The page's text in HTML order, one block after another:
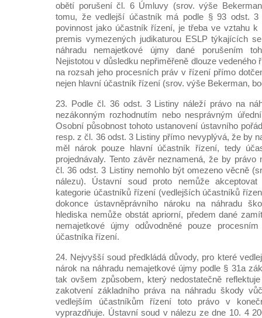
obětí porušení čl. 6 Úmluvy (srov. výše
tomu, že vedlejší účastník má podle § 93 odst.
povinnost jako účastník řízení, je třeba ve vztahu k
premis vymezených judikaturou ESLP týkajících
náhradu nemajetkové újmy dané porušením
Nejistotou v důsledku nepřiměřeně dlouze vedeného
na rozsah jeho procesních práv v řízení přímo
nejen hlavní účastník řízení (srov. výše Bekerman,
23. Podle čl. 36 odst. 3 Listiny náleží právo na
nezákonným rozhodnutím nebo nesprávným
Osobní působnost tohoto ustanovení ústavního
resp. z čl. 36 odst. 3 Listiny přímo nevyplývá, že by
měl nárok pouze hlavní účastník řízení, tedy
projednávaly. Tento závěr neznamená, že by právo
čl. 36 odst. 3 Listiny nemohlo být omezeno věcně
nálezu). Ústavní soud proto nemůže
kategorie účastníků řízení (vedlejších účastníků
dokonce ústavněprávního nároku na náhradu
hlediska nemůže obstát apriorní, předem dané
nemajetkové újmy odůvodněné pouze
účastníka řízení.
24. Nejvyšší soud předkládá důvody, pro které
nárok na náhradu nemajetkové újmy podle § 31a
tak ovšem způsobem, který nedostatečně
zakotvení základního práva na náhradu škody
vedlejším účastníkům řízení toto právo v
vyprazdňuje. Ústavní soud v nálezu ze dne 10. 4